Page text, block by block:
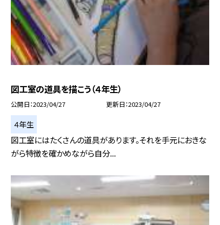
図工室の道具を描こう（４年生）
公開日 2023/04/27 更新日 2023/04/27
４年生
図工室にはたくさんの道具があります。それを手元におきな
がら特徴を確かめながら自分...